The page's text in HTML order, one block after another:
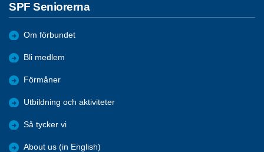
SPF Seniorerna
Om förbundet
Bli medlem
Förmåner
Utbildning och aktiviteter
Så tycker vi
About us (in English)